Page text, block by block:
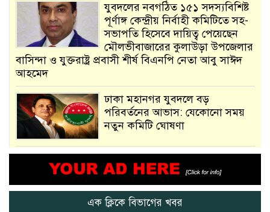
যুবদলের নবগঠিত ১৫১ সদস্যবিশিষ্ট
পূর্ণাঙ্গ কেন্দ্রীয় নির্বাহী কমিটিতে সহ-
সভাপতি হিসেবে দায়িত্ব পেয়েছেন
মৌলভীবাজারের কুলাউড়া উপজেলার
বাসিন্দা ও যুক্তরাষ্ট্র প্রবাসী শীর্ষ বিএনপি নেতা আবু সাঈদ
আহমেদ
ঢাকা মহানগর যুবদলে বড়
পরিবর্তনের আভাস: যেকোনো সময়
নতুন কমিটি ঘোষণা
মানুষের উপকার হয় : প্রধানমন্ত্রী
এক ক্লিকে বিভাগের খবর